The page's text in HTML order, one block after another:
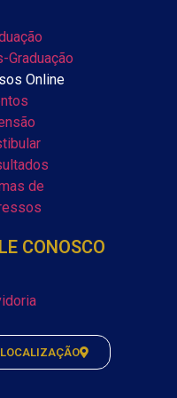
Graduação
Online
de
CONOSCO
LOCALIZAÇÃO